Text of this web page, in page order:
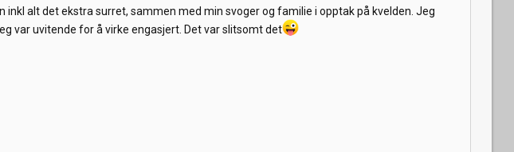
alt det ekstra surret, sammen med min svoger og familie i opptak på kvelden. Jeg
var uvitende for å virke engasjert. Det var slitsomt det